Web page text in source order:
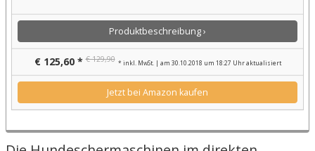
Produktbeschreibung ›
€ 125,60 * € 129,90 * inkl. MwSt. | am 30.10.2018 um 18:27 Uhr aktualisiert
Jetzt bei Amazon kaufen